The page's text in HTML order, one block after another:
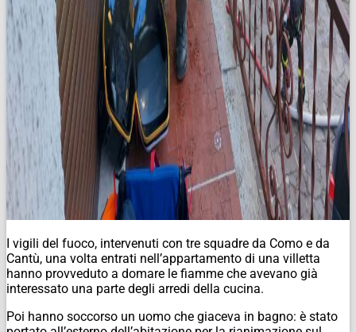
I vigili del fuoco, intervenuti con tre squadre da Como e da
Cantù, una volta entrati nell’appartamento di una villetta
hanno provveduto a domare le fiamme che avevano già
interessato una parte degli arredi della cucina.
Poi hanno soccorso un uomo che giaceva in bagno: è stato